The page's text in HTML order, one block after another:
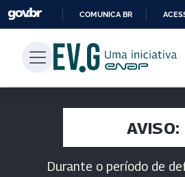
PARA
COMUNICA BR
AVISO:
Durante o período de